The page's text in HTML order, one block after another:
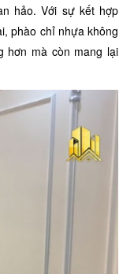
hảo. Với sự kết hợp
phào chỉ nhựa không
hơn mà còn mang lại